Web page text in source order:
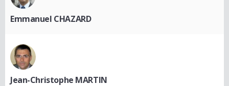
Emmanuel CHAZARD
Jean-Christophe MARTIN